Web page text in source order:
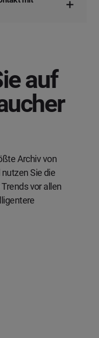
auf
Archiv von
Sie die
vor allen